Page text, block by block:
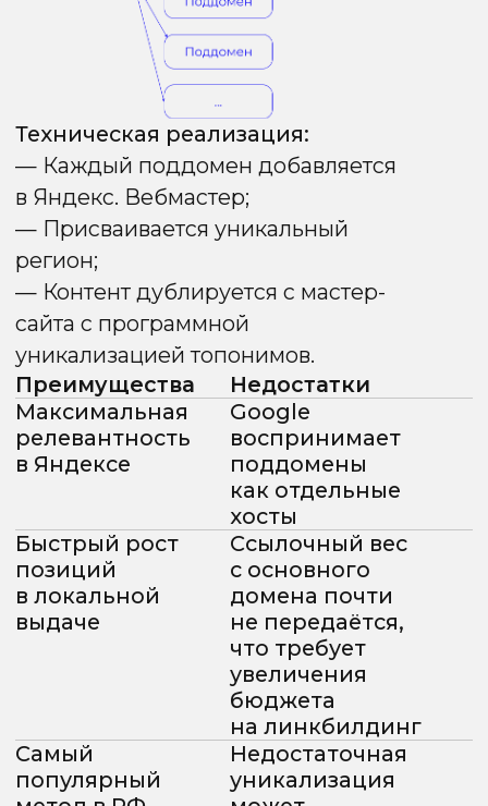
методов папок и
ошибок,
влияющих
на все этапы
работы
с сайтом
Отметим, что единого «правильного»
метода регионального продвижения
не существует. Каждый из подходов —
это компромисс между релевантностью,
бюджетом, масштабируемостью
и требованиями конкретной поисковой
системы.
В следующем блоке разберём, какие
внутренние сигналы реально усиливают
региональную релевантность.
Внутренняя оптимизация
(On-Page) и факторы
ранжирования
Когда речь идёт о тысячах страниц,
ручная настройка становится
непосильной и дорогостоящей.
Масштабирование требует
автоматизации, чтобы поддерживать
качество и релевантность на всех
уровнях сайта.
Шаблонизация контента
Использование переменных для
генерации Title, Description, H1
склонение топонимов
(Именительный, Родительный,
Предложный падежи).
Пример: <title>Купить {Product_Name} в